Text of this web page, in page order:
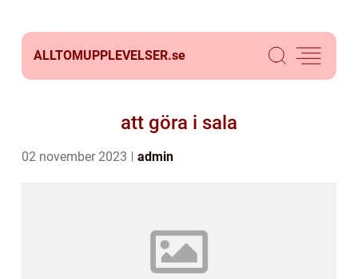
ALLTOMUPPLEVELSER.se
att göra i sala
02 november 2023 admin